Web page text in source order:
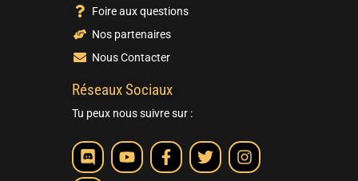
Foire aux questions
Nos partenaires
Nous Contacter
Réseaux Sociaux
Tu peux nous suivre sur :